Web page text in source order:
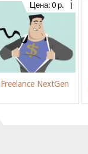
Цена: 0 р.
Freelance NextGen